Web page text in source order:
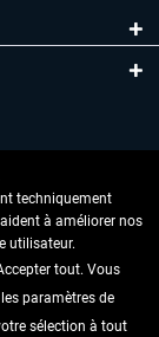
techniquement
à améliorer nos
utilisateur.
tout. Vous
paramètres de
sélection à tout